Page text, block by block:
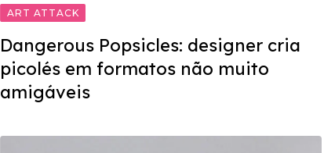
ART ATTACK
Dangerous Popsicles: designer cria
picolés em formatos não muito
amigáveis